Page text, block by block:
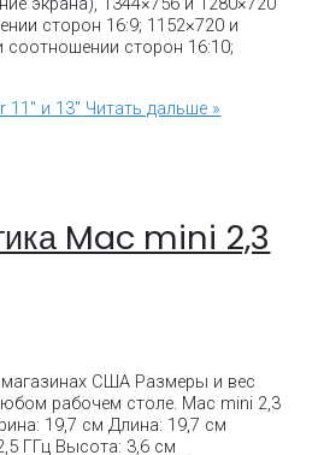
сторон 16:9; 1152×720 и
соотношении сторон 16:10;
и 13″ Читать дальше »
Mac mini 2,3
магазинах США Размеры и вес
рабочем столе. Mac mini 2,3
19,7 см Длина: 19,7 см
ГГц Высота: 3,6 см